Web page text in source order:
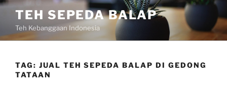
Skip
content
TEH SEPEDA BALAP
Teh Kebanggaan Indonesia
TAG: JUAL TEH SEPEDA BALAP DI GEDONG
TATAAN